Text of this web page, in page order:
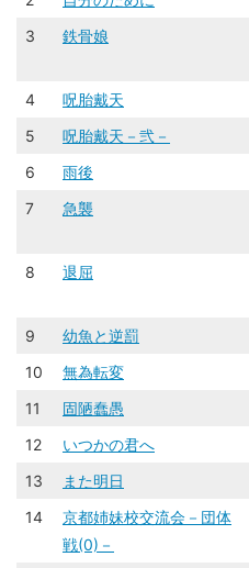
3
鉄骨娘
4
呪胎戴天
5
呪胎戴天－弐－
6
雨後
7
急襲
8
退屈
9
幼魚と逆罰
10
無為転変
11
固陋蠢愚
12
いつかの君へ
13
また明日
14
京都姉妹校交流会－団体
戦(0)－